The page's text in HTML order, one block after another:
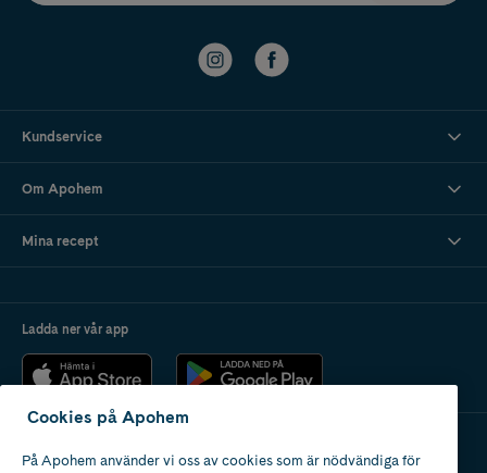
Kundservice
Om Apohem
Mina recept
Ladda ner vår app
Apotek med tillstånd
Cookies på Apohem
På Apohem använder vi oss av cookies som är nödvändiga för